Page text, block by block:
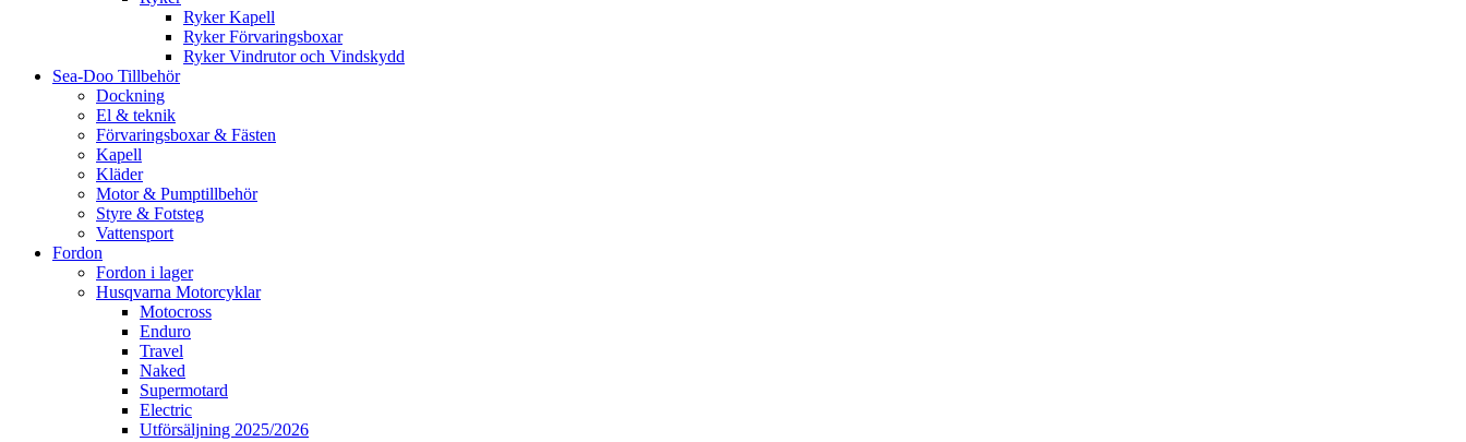
Ryker Kapell
Ryker Förvaringsboxar
Ryker Vindrutor och Vindskydd
Sea-Doo Tillbehör
Dockning
El & teknik
Förvaringsboxar & Fästen
Kapell
Kläder
Motor & Pumptillbehör
Styre & Fotsteg
Vattensport
Fordon
Fordon i lager
Husqvarna Motorcyklar
Motocross
Enduro
Travel
Naked
Supermotard
Electric
Utförsäljning 2025/2026